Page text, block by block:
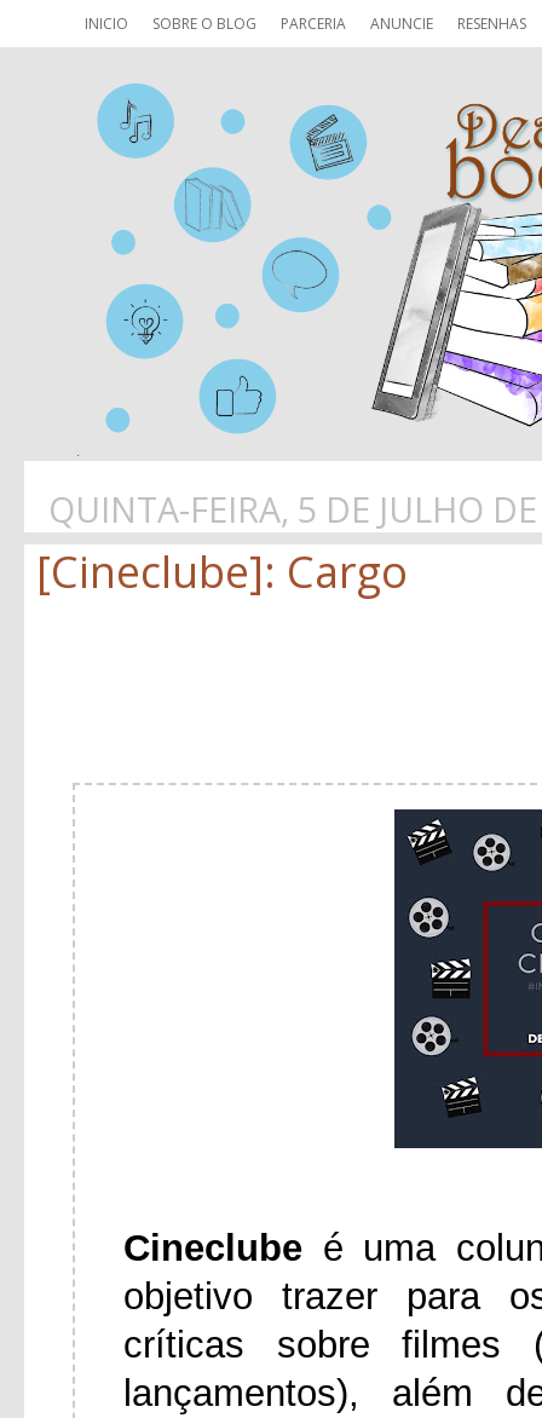
INICIO SOBRE O BLOG PARCERIA ANUNCIE RESENHAS
QUINTA-FEIRA, 5 DE JULHO
[Cineclube]: Cargo
Cineclube é uma
objetivo trazer para
críticas sobre
lançamentos), além